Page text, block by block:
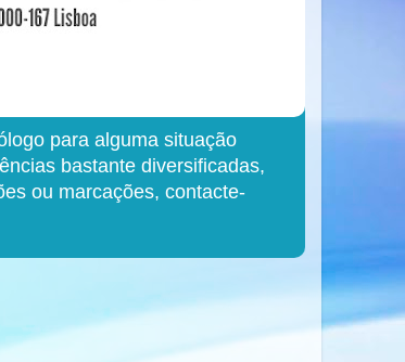
para alguma situação
bastante diversificadas,
ou marcações, contacte-